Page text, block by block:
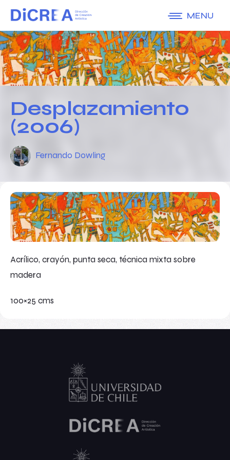
MENU
Desplazamiento
(2006)
Fernando Dowling
Acrílico, crayón, punta seca, técnica mixta sobre
madera
100×25 cms